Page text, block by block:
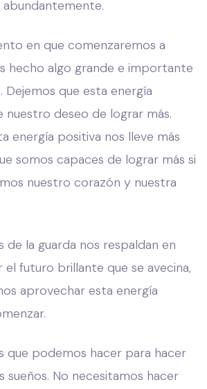
en que comenzaremos a
hecho algo grande e importante
Dejemos que esta energía
nuestro deseo de lograr más.
energía positiva nos lleve más
somos capaces de lograr más si
nuestro corazón y nuestra
de la guarda nos respaldan en
el futuro brillante que se avecina,
aprovechar esta energía
que podemos hacer para hacer
sueños. No necesitamos hacer